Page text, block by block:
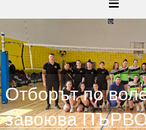
Отборът по
завоюва